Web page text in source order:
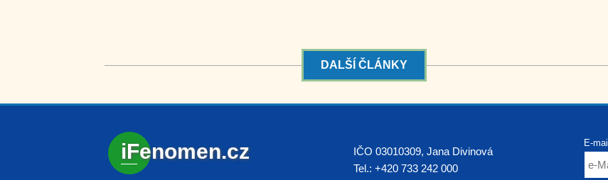
DALŠÍ ČLÁNKY
iFenomen.cz
IČO 03010309, Jana Divinová
Tel.: +420 733 242 000
E-mail